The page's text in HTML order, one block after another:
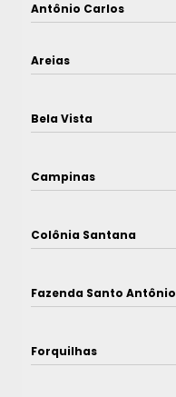
Antônio Carlos
Areias
Bela Vista
Campinas
Colônia Santana
Fazenda Santo Antônio
Forquilhas